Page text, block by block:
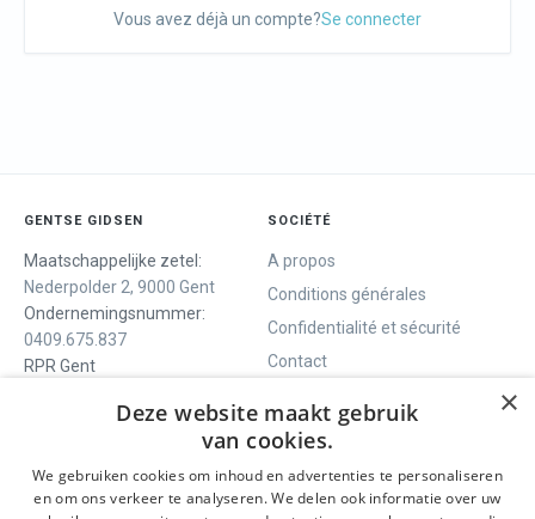
Vous avez déjà un compte?Se connecter
GENTSE GIDSEN
Maatschappelijke zetel:
Nederpolder 2, 9000 Gent
Ondernemingsnummer:
0409.675.837
RPR Gent
SOCIÉTÉ
A propos
Conditions générales
Confidentialité et sécurité
Contact
Visites guidées
SOCIALS
Facebook
×
Deze website maakt gebruik
van cookies.
We gebruiken cookies om inhoud en advertenties te personaliseren
en om ons verkeer te analyseren. We delen ook informatie over uw